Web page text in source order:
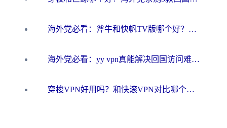
海外党必看：斧牛和快帆TV版哪个好？3分钟选对回国加速器，无缝刷B站、追热剧
海外党必看：yy vpn真能解决回国访问难题？附云极initap测评+免费方案对比
穿梭VPN好用吗？和快滚VPN对比哪个回国效果更好？海外党选回国加速器必看指南